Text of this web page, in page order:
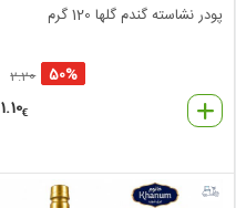
پودر نشاسته گندم گلها 120 گرم
50%
2.20
1.10€